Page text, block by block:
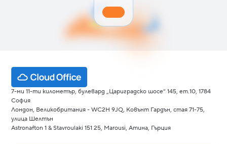
7-ми 11-ти километър, булевард „Цариградско шосе“ 145, ет.10, 1784
София
Лондон, Великобритания - WC2H 9JQ, Ковънт Гардън, стая 71-75,
улица Шелтън
Astronafton 1 & Stavroulaki 151 25, Marousi, Атина, Гърция